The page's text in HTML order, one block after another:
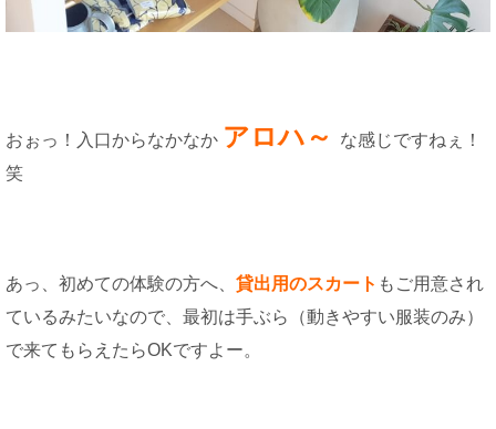
おぉっ！入口からなかなか アロハ～
な感じですねぇ！
笑
あっ、初めての体験の方へ、 貸出用のスカート もご用意され
ているみたいなので、最初は手ぶら（動きやすい服装のみ）
で来てもらえたらOKですよー。